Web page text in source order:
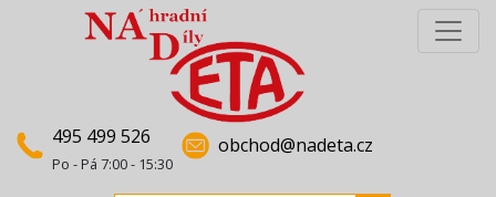
495 499 526
Po - Pá 7:00 - 15:30
obchod@nadeta.cz